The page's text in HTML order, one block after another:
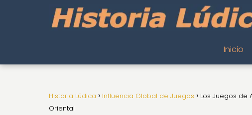
Inicio
Historia Lúdica Influencia Global de Juegos
Los Juegos de
Oriental